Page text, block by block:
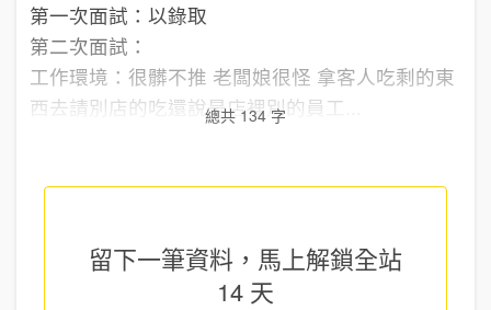
第一次面試：以錄取
第二次面試：
工作環境：很髒不推 老闆娘很怪 拿客人吃剩的東
西去請別店的吃還說是店裡別的員工...
總共 134 字
留下一筆資料，馬上解鎖全站
14 天